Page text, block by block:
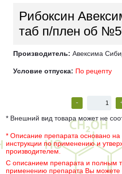
Рибоксин
таб п/плен об
Производитель: Авексима
Условие отпуска: По рецепту
-
* Внешний вид товара может не
* Описание препарата основано
инструкции по применению и
производителем.
С описанием препарата и полным
применению препарата Вы можете